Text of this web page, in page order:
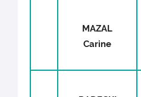
MAZAL
Carine